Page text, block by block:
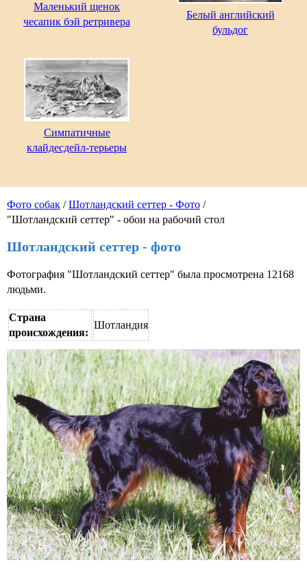
Фото собак /Шотландский сеттер - Фото /
"Шотландский сеттер" - обои на рабочий стол
Шотландский сеттер - фото
Фотография "Шотландский сеттер" была просмотрена 12168
людьми.
Страна
происхождения:
Шотландия
Маленький щенок
чесапик бэй ретривера
Белый английский
бульдог
Симпатичные
клайдесдейл-терьеры